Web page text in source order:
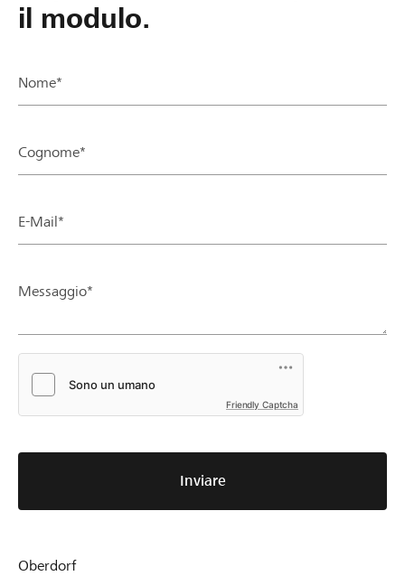
il modulo.
Nome*
Cognome*
E-Mail*
Messaggio*
Friendly Captcha
Inviare
Oberdorf